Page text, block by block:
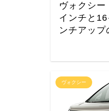
ヴォクシ
インチと
ンチアッ
ヴォクシー